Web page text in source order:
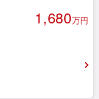
1,680万円